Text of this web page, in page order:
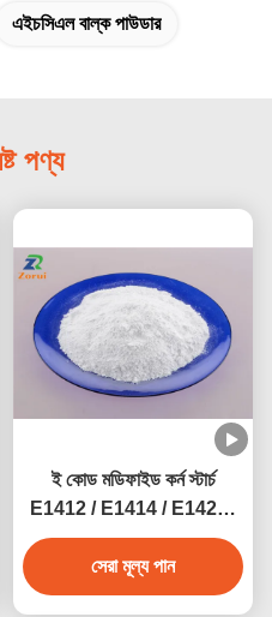
এইচসিএল বাল্ক পাউডার
পণ্য
ই কোড মডিফাইড কর্ন স্টার্চ
E1412 / E1414 / E1422 /
E1442
সেরা মূল্য পান